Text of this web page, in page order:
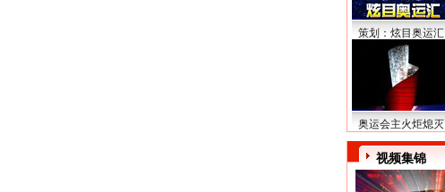
策划：炫目奥运汇
奥运会主火炬熄灭
视频集锦